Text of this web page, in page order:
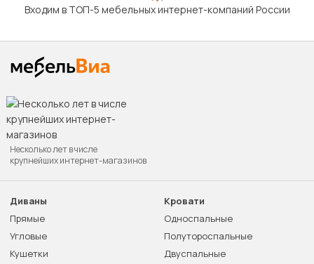
Входим в ТОП-5 мебельных интернет-компаний России
Несколько лет в числе
крупнейших интернет-магазинов
Диваны
Прямые
Угловые
Кушетки
Кровати
Односпальные
Полутороспальные
Двуспальные